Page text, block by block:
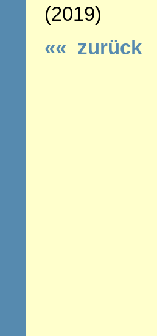
(2019)
«« zurück